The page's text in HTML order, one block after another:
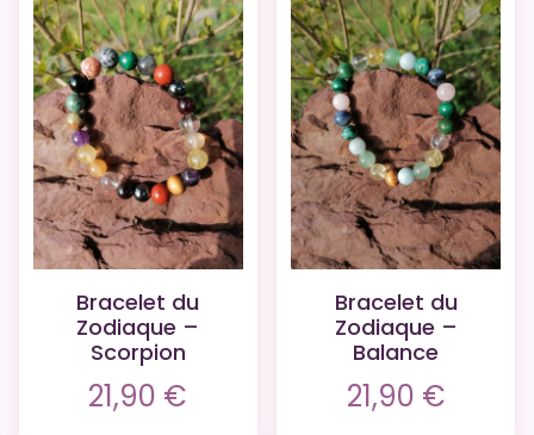
Bracelet du
Zodiaque –
Scorpion
21,90 €
Bracelet du
Zodiaque –
Balance
21,90 €